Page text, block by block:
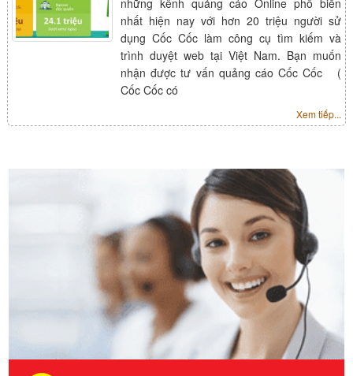
những kênh quảng cáo Online phổ biến
nhất hiện nay với hơn 20 triệu người sử
dụng Cốc Cốc làm công cụ tìm kiếm và
trình duyệt web tại Việt Nam. Bạn muốn
nhận được tư vấn quảng cáo Cốc Cốc (
Cốc Cốc có
Xem tiếp...